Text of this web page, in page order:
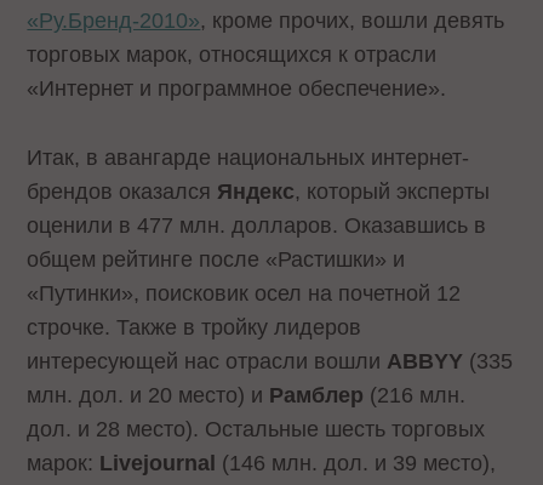
«Ру.Бренд-2010», кроме прочих, вошли девять
торговых марок, относящихся к отрасли
«Интернет и программное обеспечение».
Итак, в авангарде национальных интернет-
брендов оказался Яндекс, который эксперты
оценили в 477 млн. долларов. Оказавшись в
общем рейтинге после «Растишки» и
«Путинки», поисковик осел на почетной 12
строчке. Также в тройку лидеров
интересующей нас отрасли вошли ABBYY (335
млн. дол. и 20 место) и Рамблер (216 млн.
дол. и 28 место). Остальные шесть торговых
марок: Livejournal (146 млн. дол. и 39 место),